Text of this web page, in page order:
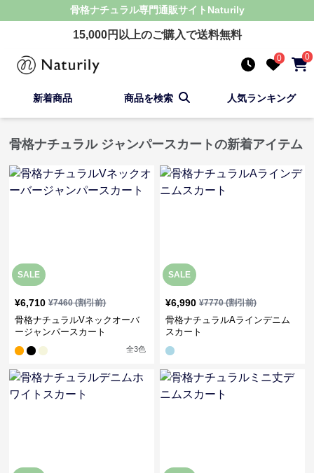
骨格ナチュラル専門通販サイト Naturily
15,000円以上のご購入で送料無料
0 0
新着商品 商品を検索 人気ランキング
骨格ナチュラル ジャンパースカートの新着アイテム
SALE
¥6,710 ¥7460(割引前)
骨格ナチュラルVネックオーバ
ージャンパースカート
全3色
SALE
¥6,990 ¥7770(割引前)
骨格ナチュラルAラインデニム
スカート